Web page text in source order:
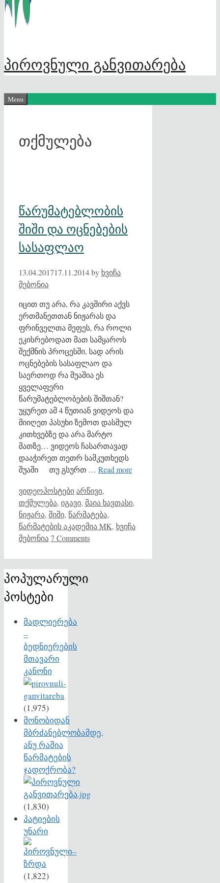
პიროვნული განვითარება
Menu
თქმულება
წარუმატებლობის
შიში და ოცნებების
სასაფლაო
13.04.201717.11.2014by ხვიჩა
მებონია
იცით თუ არა, რა კავშირი აქვს
ერთმანეთთან ნიჟარას და
ფრინველთა მეფეს, რა როლი
ეკისრებოდათ მათ სამყაროს
შექმნის პროცესში, სად არის
ოცნებების სასაფლაო და
საერთოდ რა შუაშია ეს
ყველაფერი
წარუმატებლობების შიშთან?
უყურეთ ამ 4 წუთიან ვიდეოს და
მიიღეთ პასუხი ზემოთ დასმულ
კითხვებზე და არა მარტო
მათზე… ვიდეოს ჩასართავად
დააჭირეთ თეთრ სამკუთხედს
შუაში თუ გსურთ … Read more
Categories
ვიდეოპოსტებიTags
არწივი,
თქმულება, იგავი, მაია ხავთასი,
ნიჟარა, შიში, წარმატება,
წარმატების აკადემია MK, ხვიჩა
მებონია7 Comments
პოპულარული
პოსტები
მადლიერება
–
ბედნიერების
მთავარი
კანონი
(1,975)
მონობიდან
მბრძანებლობამდე,
ანუ რაშია
წარმატების
ჯადოქრობა?
(1,830)
პატიების
უნარი
(1,822)